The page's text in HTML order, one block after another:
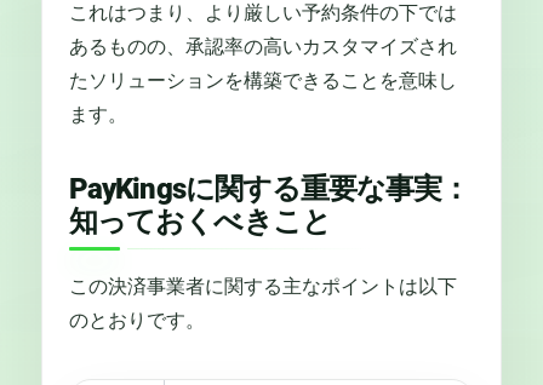
これはつまり、より厳しい予約条件の下では
あるものの、承認率の高いカスタマイズされ
たソリューションを構築できることを意味し
ます。
PayKingsに関する重要な事実：
知っておくべきこと
この決済事業者に関する主なポイントは以下
のとおりです。